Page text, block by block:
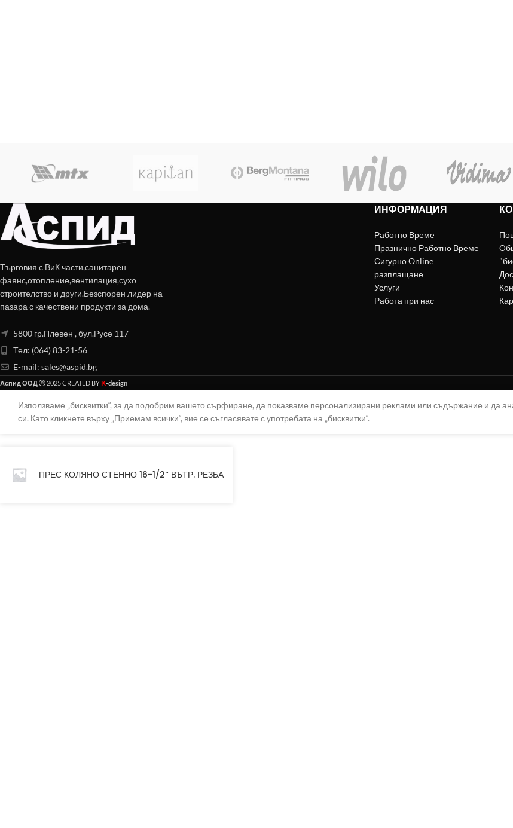
Търговия с ВиК части,санитарен
фаянс,отопление,вентилация,сухо
строителство и други.Безспорен лидер на
пазара с качествени продукти за дома.
5800 гр.Плевен , бул.Русе 117
Тел: (064) 83-21-56
E-mail: sales@aspid.bg
ИНФОРМАЦИЯ
Работно Време
Празнично Работно Време
Сигурно Online
разплащане
Услуги
Работа при нас
Аспид ООД 2025 CREATED BY K-design
Използваме „бисквитки“, за да подобрим вашето сърфиране, да показваме персонализирани реклами или съдържание и да
си. Като кликнете върху „Приемам всички“, вие се съгласявате с употребата на „бисквитки“.
ПРЕС КОЛЯНО СТЕННО 16-1/2“ ВЪТР. РЕЗБА